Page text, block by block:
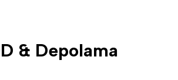
& Depolama